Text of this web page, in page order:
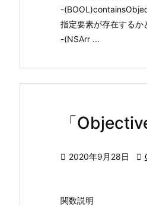
-
指定要素が存在するか
-(NSArr ...
「
 2020年9月28日 
関数説明